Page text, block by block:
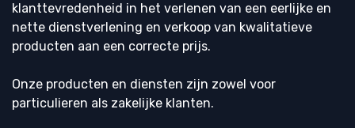
klanttevredenheid in het verlenen van een eerlijke en
nette dienstverlening en verkoop van kwalitatieve
producten aan een correcte prijs.
Onze producten en diensten zijn zowel voor
particulieren als zakelijke klanten.